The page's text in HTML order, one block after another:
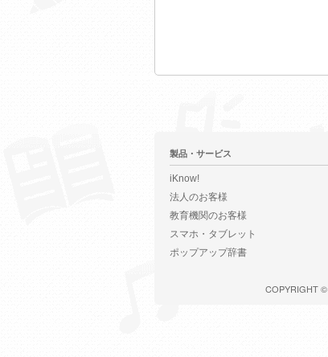
製品・サービス
iKnow!
法人のお客様
教育機関のお客様
スマホ・タブレット
ポップアップ辞書
COPYRIGHT ©